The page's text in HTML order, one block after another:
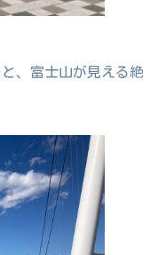
、富士山が見える絶